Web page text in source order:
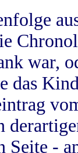
war,
das
Seite -